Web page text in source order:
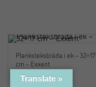
Planksteksbräda i ek – 32×17
cm – Exxent
Translate »